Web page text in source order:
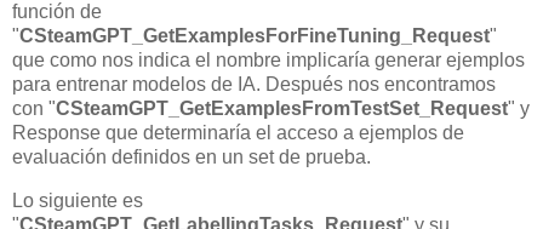
función de
"CSteamGPT_GetExamplesForFineTuning_Request"
que como nos indica el nombre implicaría generar ejemplos
para entrenar modelos de IA. Después nos encontramos
con "CSteamGPT_GetExamplesFromTestSet_Request" y
Response que determinaría el acceso a ejemplos de
evaluación definidos en un set de prueba.
Lo siguiente es
"CSteamGPT_GetLabellingTasks_Request" y su